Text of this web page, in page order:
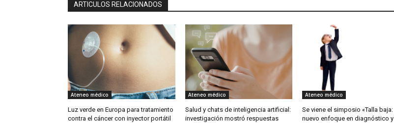
ARTICULOS RELACIONADOS
Ateneo médico
Luz verde en Europa para tratamiento
contra el cáncer con inyector portátil
Ateneo médico
Salud y chats de inteligencia artificial:
investigación mostró respuestas
Ateneo médico
Se viene el simposio «Talla baja:
nuevo enfoque en diagnóstico y